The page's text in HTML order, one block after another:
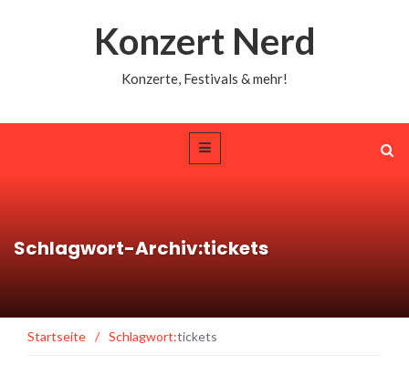
Konzert Nerd
Konzerte, Festivals & mehr!
Schlagwort-Archiv:tickets
Startseite / Schlagwort:tickets